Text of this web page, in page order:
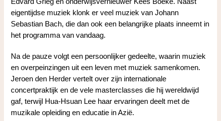
Edvard Grieg en onderwijsvernieuwer Kees Boeke. Naast
eigentijdse muziek klonk er veel muziek van Johann
Sebastian Bach, die dan ook een belangrijke plaats inneemt in
het programma van vandaag.
Na de pauze volgt een persoonlijker gedeelte, waarin muziek
en overpeinzingen uit een leven met muziek samenkomen.
Jeroen den Herder vertelt over zijn internationale
concertpraktijk en de vele masterclasses die hij wereldwijd
gaf, terwijl Hua-Hsuan Lee haar ervaringen deelt met de
muzikale opleiding en educatie in Azië.